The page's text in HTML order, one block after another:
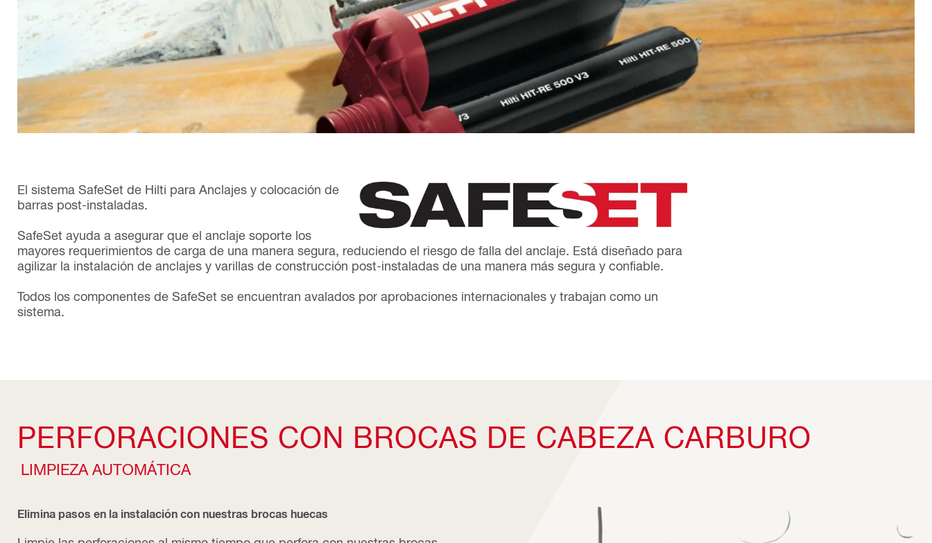
El sistema SafeSet de Hilti para Anclajes y colocación de
barras post-instaladas.
SafeSet ayuda a asegurar que el anclaje soporte los
mayores requerimientos de carga de una manera segura, reduciendo el riesgo de falla del anclaje. Está diseñado para
agilizar la instalación de anclajes y varillas de construcción post-instaladas de una manera más segura y confiable.
Todos los componentes de SafeSet se encuentran avalados por aprobaciones internacionales y trabajan como un
sistema.
PERFORACIONES CON BROCAS DE CABEZA CARBURO
LIMPIEZA AUTOMÁTICA
Elimina pasos en la instalación con nuestras brocas huecas